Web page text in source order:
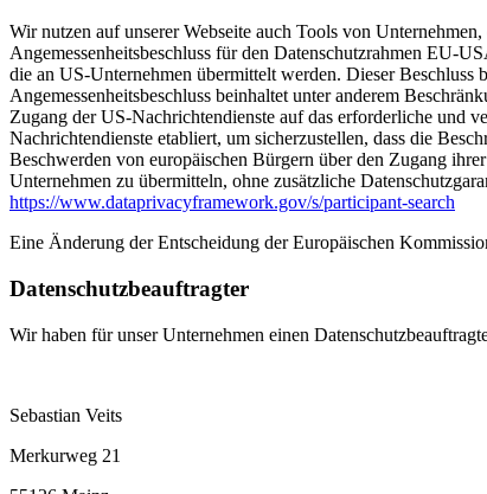
Wir nutzen auf unserer Webseite auch Tools von
Angemessenheitsbeschluss für den Datenschutzrahmen EU-
die an US-Unternehmen übermittelt werden. Dieser
Angemessenheitsbeschluss beinhaltet unter anderem
Zugang der US-Nachrichtendienste auf das erforderliche und
Nachrichtendienste etabliert, um sicherzustellen, dass die
Beschwerden von europäischen Bürgern über den Zugang
Unternehmen zu übermitteln, ohne zusätzliche
https://www.dataprivacyframework.gov/s/participant-search
Eine Änderung der Entscheidung der Europäischen
Datenschutzbeauftragter
Wir haben für unser Unternehmen einen
Sebastian Veits
Merkurweg 21